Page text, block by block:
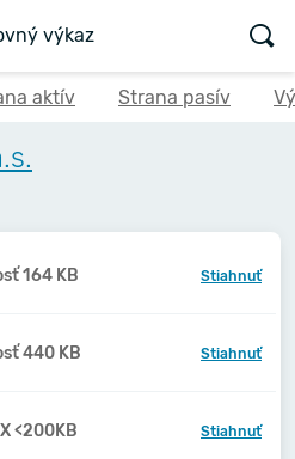
výkaz
aktív Strana pasív
164 KB Stiahnuť
440 KB Stiahnuť
<200KB Stiahnuť